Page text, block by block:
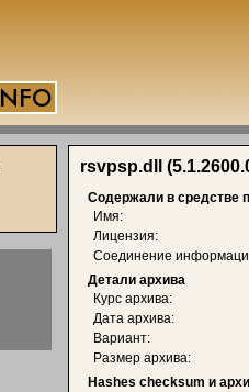
rsvpsp.dll
Содержали в средстве
Имя:
Лицензия:
Соединение
Детали архива
Курс архива:
Дата архива:
Вариант:
Размер архива:
Hashes checksum и